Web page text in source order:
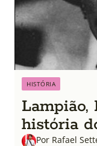
HISTÓRIA
história
Por Rafael